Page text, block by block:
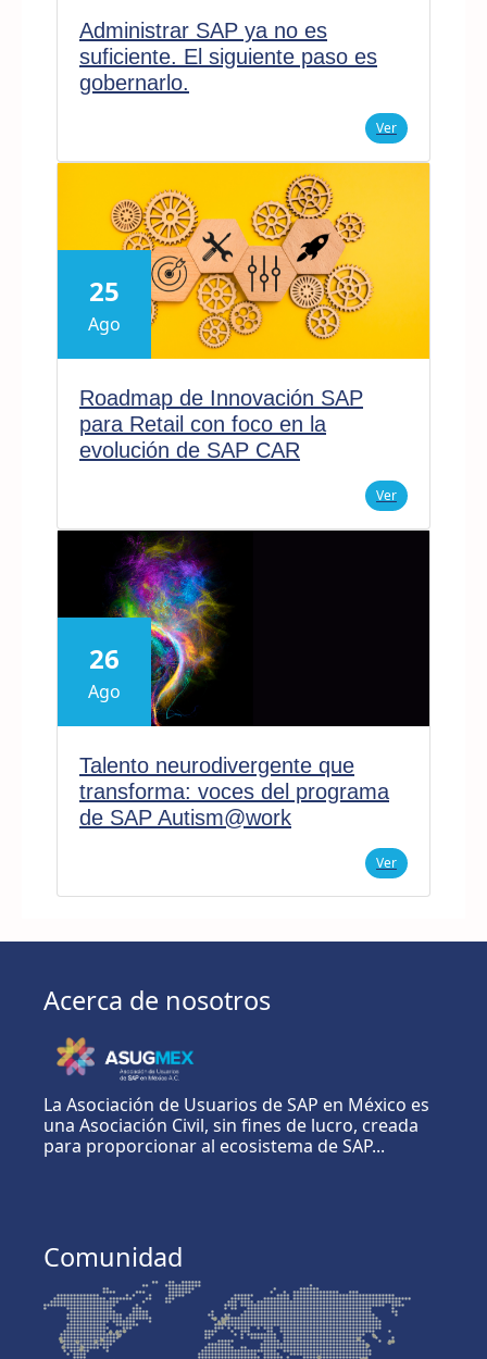
Administrar SAP ya no es
suficiente. El siguiente paso es
gobernarlo.
Ver
25
Ago
Roadmap de Innovación SAP
para Retail con foco en la
evolución de SAP CAR
Ver
26
Ago
Talento neurodivergente que
transforma: voces del programa
de SAP Autism@work
Ver
Acerca de nosotros
La Asociación de Usuarios de SAP en México es
una Asociación Civil, sin fines de lucro, creada
para proporcionar al ecosistema de SAP...
Comunidad